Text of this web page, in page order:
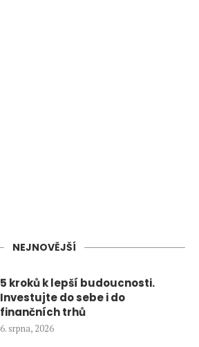
NEJNOVĚJŠÍ
5 kroků k lepší budoucnosti.
Investujte do sebe i do
finančních trhů
6. srpna, 2026